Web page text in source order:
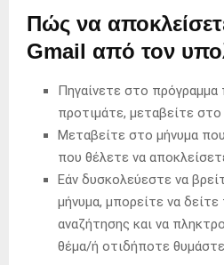
Πώς να
Gmail από τον
Πηγαίνετε στο πρόγραμμα
προτιμάτε, μεταβείτε
Μεταβείτε στο μήνυμα
που θέλετε να
Εάν δυσκολεύεστε να
μήνυμα, μπορείτε να δείτε
αναζήτησης και να
θέμα/ή οτιδήποτε